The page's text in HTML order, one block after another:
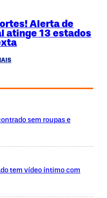
Alerta de
atinge 13 estados
sem roupas e
tem vídeo íntimo com